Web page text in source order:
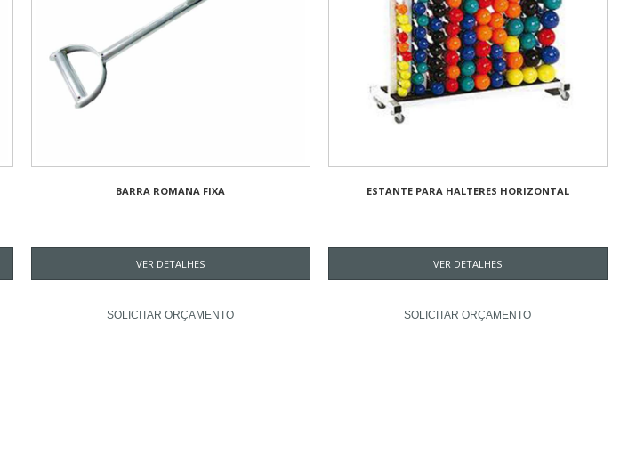
BARRA ROMANA FIXA
VER DETALHES
SOLICITAR ORÇAMENTO
ESTANTE PARA HALTERES HORIZONTAL
VER DETALHES
SOLICITAR ORÇAMENTO